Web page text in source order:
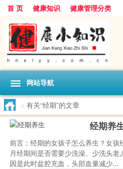
首 页 健康知识 健康管理分类
网站导航
> 有关“经期”的文章
经期养
前言：经期的女孩子怎么养生？女孩
月经期间是否需要少洗澡、少洗头
因是此时盆腔充血，头部血量减少...